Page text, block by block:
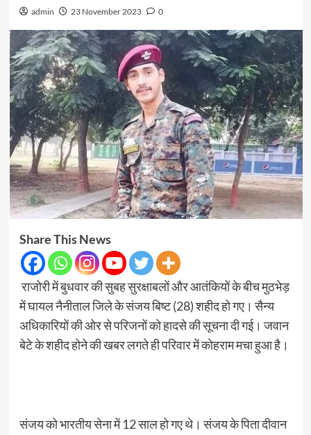
admin 23 November 2023 0
Share This News
राजोरी में बुधवार की सुबह सुरक्षाबलों और आतंकियों के बीच मुठभेड़
में घायल नैनीताल जिले के संजय बिष्ट (28) शहीद हो गए। सैन्य
अधिकारियों की ओर से परिजनों को हादसे की सूचना दी गई। जवान
बेटे के शहीद होने की खबर लगते ही परिवार में कोहराम मचा हुआ है।
संजय को भारतीय सेना में 12 साल हो गए थे। संजय के पिता दीवान